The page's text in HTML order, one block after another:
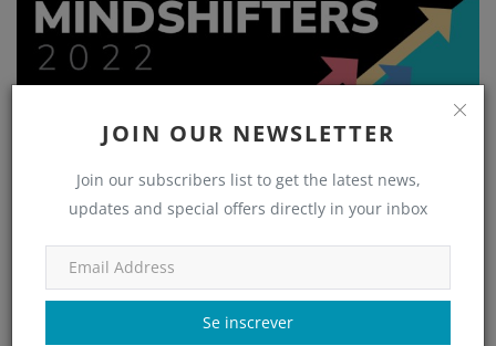
JOIN OUR NEWSLETTER
Join our subscribers list to get the latest news,
updates and special offers directly in your inbox
Se inscrever
transformam!